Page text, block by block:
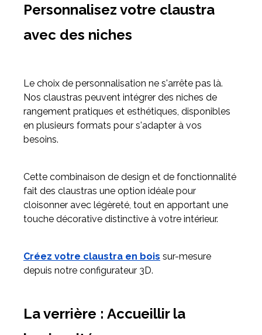
Personnalisez votre claustra
avec des niches
Le choix de personnalisation ne s'arrête pas là.
Nos claustras peuvent intégrer des niches de
rangement pratiques et esthétiques, disponibles
en plusieurs formats pour s'adapter à vos
besoins.
Cette combinaison de design et de fonctionnalité
fait des claustras une option idéale pour
cloisonner avec légèreté, tout en apportant une
touche décorative distinctive à votre intérieur.
Créez votre claustra en bois sur-mesure
depuis notre configurateur 3D.
La verrière : Accueillir la